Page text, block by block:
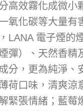
高效霧化成微
氧化碳等大量有
LANA 電子煙的
彈）、天然香
分，更為純淨、
荷口味，清爽
緊張情緒；藍